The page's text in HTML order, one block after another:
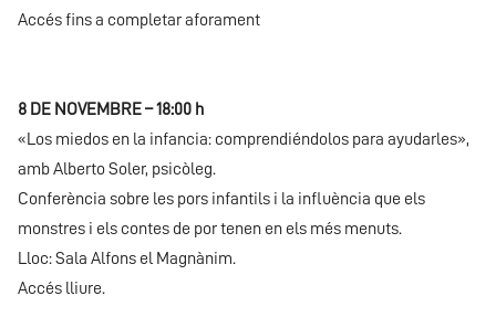
Accés fins a completar aforament
8 DE NOVEMBRE – 18:00 h
«Los miedos en la infancia: comprendiéndolos para ayudarles»,
amb Alberto Soler, psicòleg.
Conferència sobre les pors infantils i la influència que els
monstres i els contes de por tenen en els més menuts.
Lloc: Sala Alfons el Magnànim.
Accés lliure.